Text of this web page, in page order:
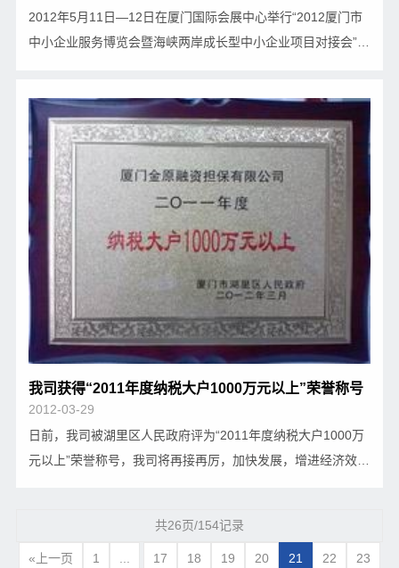
2012年5月11日—12日在厦门国际会展中心举行“2012厦门市
中小企业服务博览会暨海峡两岸成长型中小企业项目对接会”，
化、一站式”的服务盛宴。厦门市人民政府李…
我司获得“2011年度纳税大户1000万元以上”荣誉称号
2012-03-29
日前，我司被湖里区人民政府评为“2011年度纳税大户1000万
元以上”荣誉称号，我司将再接再厉，加快发展，增进经济效
共26页/154记录
«上一页 1 ... 17 18 19 20 21 22 23